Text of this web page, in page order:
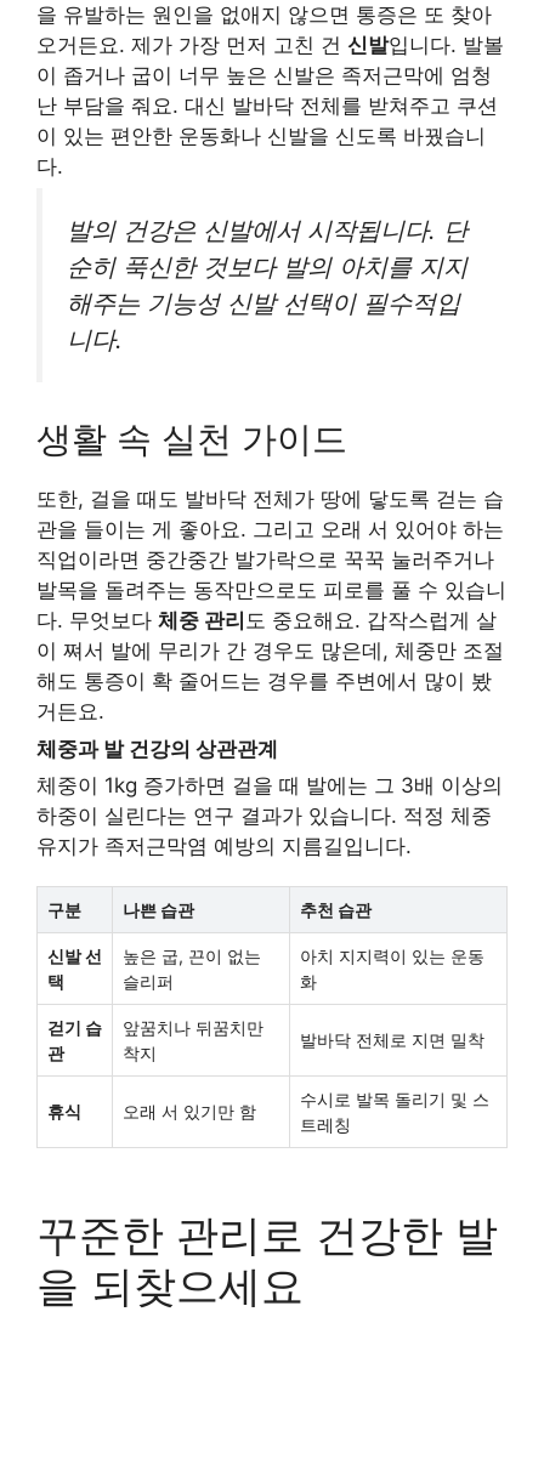
을 유발하는 원인을 없애지 않으면 통증은 또 찾아
오거든요. 제가 가장 먼저 고친 건 신발입니다. 발볼
이 좁거나 굽이 너무 높은 신발은 족저근막에 엄청
난 부담을 줘요. 대신 발바닥 전체를 받쳐주고 쿠션
이 있는 편안한 운동화나 신발을 신도록 바꿨습니
다.
발의 건강은 신발에서 시작됩니다. 단
순히 푹신한 것보다 발의 아치를 지지
해주는 기능성 신발 선택이 필수적입
니다.
생활 속 실천 가이드
또한, 걸을 때도 발바닥 전체가 땅에 닿도록 걷는 습
관을 들이는 게 좋아요. 그리고 오래 서 있어야 하는
직업이라면 중간중간 발가락으로 꾹꾹 눌러주거나
발목을 돌려주는 동작만으로도 피로를 풀 수 있습니
다. 무엇보다 체중 관리 도 중요해요. 갑작스럽게 살
이 쪄서 발에 무리가 간 경우도 많은데, 체중만 조절
해도 통증이 확 줄어드는 경우를 주변에서 많이 봤
거든요.
체중과 발 건강의 상관관계
체중이 1kg 증가하면 걸을 때 발에는 그 3배 이상의
하중이 실린다는 연구 결과가 있습니다. 적정 체중
유지가 족저근막염 예방의 지름길입니다.
구분 나쁜 습관 추천 습관
신발 선
택
높은 굽, 끈이 없는
슬리퍼
아치 지지력이 있는 운동
화
걷기 습
관
앞꿈치나 뒤꿈치만
착지
발바닥 전체로 지면 밀착
휴식 오래 서 있기만 함
수시로 발목 돌리기 및 스
트레칭
꾸준한 관리로 건강한 발
을 되찾으세요